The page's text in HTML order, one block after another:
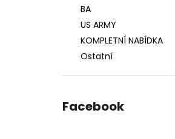
BA
US ARMY
KOMPLETNÍ NABÍDKA
Ostatní
Facebook